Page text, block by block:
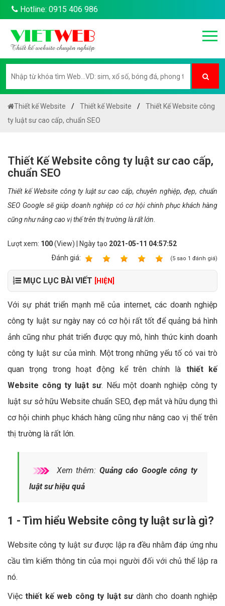
Hotline: 0915 406 986
Thiết kế Website Thiết kế Website
Thiết Kế Website công
ty luật sư cao cấp, chuẩn SEO
Thiết Kế Website công ty luật sư cao cấp,
chuẩn SEO
Thiết kế Website công ty luật sư cao cấp, chuyên nghiệp, đẹp, chuẩn
SEO Google sẽ giúp doanh nghiệp có cơ hội chinh phục khách hàng
cũng như nâng cao vị thế trên thị trường là rất lớn.
Lượt xem: 100(View) | Ngày tạo 2021-05-11 04:57:52
Ðánh giá:
(5 sao 1 đánh giá)
MỤC LỤC BÀI VIẾT [HIỆN]
Với sự phát triển mạnh mẽ của internet, các doanh nghiệp
công ty luật sư ngày nay có cơ hội rất tốt để quảng bá hình
ảnh cũng như phát triển được quy mô, hình thức kinh doanh
công ty luật sư của mình. Một trong những yếu tố có vai trò
quan trọng trong hoạt động kể trên chính là thiết kế
Website công ty luật sư. Nếu một doanh nghiệp công ty
luật sư sở hữu Website chuẩn SEO, đẹp mắt và hữu dụng thì
cơ hội chinh phục khách hàng cũng như nâng cao vị thế trên
thị trường là rất lớn.
Xem thêm: Quảng cáo Google công ty
luật sư hiệu quả
1 - Tìm hiểu Website công ty luật sư là gì?
Website công ty luật sư được lập ra đều nhằm đáp ứng nhu
cầu tìm kiếm thông tin của mọi người đối với chủ thể lập ra
nó.
Việcthiết kế web công ty luật sưdành cho doanh nghiệp